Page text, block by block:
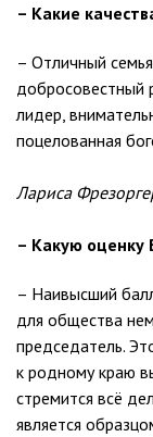
– Какие
– Отличный
добросовестный
лидер,
поцелованная
Лариса
– Какую оценку
– Наивысший
для общества
председатель.
к родному краю
стремится всё
является